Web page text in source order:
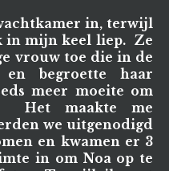
in, terwijl
in mijn keel liep. Ze
vrouw toe die in de
begroette haar
meer moeite om
Het maakte me
we uitgenodigd
en kwamen er 3
in om Noa op te